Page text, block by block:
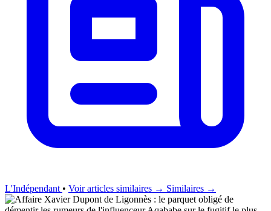
L'Indépendant • Voir articles similaires → Similaires →